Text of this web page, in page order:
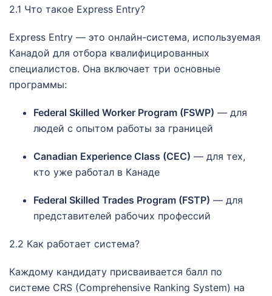
2.1 Что такое Express Entry?
Express Entry — это онлайн-система, используемая
Канадой для отбора квалифицированных
специалистов. Она включает три основные
программы:
Federal Skilled Worker Program (FSWP) — для
людей с опытом работы за границей
Canadian Experience Class (CEC) — для тех,
кто уже работал в Канаде
Federal Skilled Trades Program (FSTP) — для
представителей рабочих профессий
2.2 Как работает система?
Каждому кандидату присваивается балл по
системе CRS (Comprehensive Ranking System) на